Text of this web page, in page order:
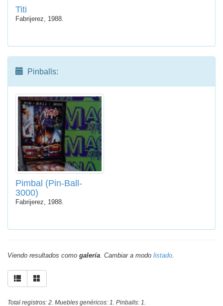
Titi
Fabrijerez, 1988.
Pinballs:
Pimbal (Pin-Ball-
3000)
Fabrijerez, 1988.
Viendo resultados como galería. Cambiar a modo listado.
Total registros: 2. Muebles genéricos: 1. Pinballs: 1.